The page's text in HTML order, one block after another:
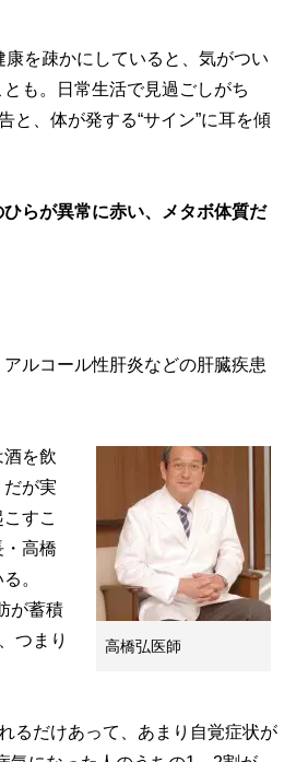
を疎かにしていると、気がつい
も。日常生活で見過ごしがち
と、体が発する“サイン”に耳を傾
らが異常に赤い、メタボ体質だ
ルコール性肝炎などの肝臓疾患
高橋弘医師
を飲
が実
すこ
高橋
。
が蓄積
つまり
るだけあって、あまり自覚症状が